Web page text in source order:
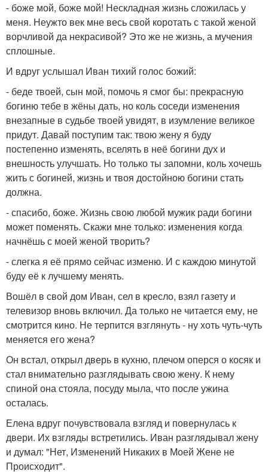
- боже мой, боже мой! Нескладная жизнь сложилась у
меня. Неужто век мне весь свой коротать с такой женой
ворчливой да некрасивой? Это же не жизнь, а мучения
сплошные.
И вдруг услышал Иван тихий голос божий:
- беде твоей, сын мой, помочь я смог бы: прекрасную
богиню тебе в жёны дать, но коль соседи изменения
внезапные в судьбе твоей увидят, в изумление великое
придут. Давай поступим так: твою жену я буду
постепенно изменять, вселять в неё богини дух и
внешность улучшать. Но только ты запомни, коль хочешь
жить с богиней, жизнь и твоя достойною богини стать
должна.
- спасибо, боже. Жизнь свою любой мужик ради богини
может поменять. Скажи мне только: изменения когда
начнёшь с моей женой творить?
- слегка я её прямо сейчас изменю. И с каждою минутой
буду её к лучшему менять.
Вошёл в свой дом Иван, сел в кресло, взял газету и
телевизор вновь включил. Да только не читается ему, не
смотрится кино. Не терпится взглянуть - ну хоть чуть-чуть
меняется его жена?
Он встал, открыл дверь в кухню, плечом оперся о косяк и
стал внимательно разглядывать свою жену. К нему
спиной она стояла, посуду мыла, что после ужина
осталась.
Елена вдруг почувствовала взгляд и повернулась к
двери. Их взгляды встретились. Иван разглядывал жену
и думал: "Нет, Изменений Никаких в Моей Жене не
Происходит".